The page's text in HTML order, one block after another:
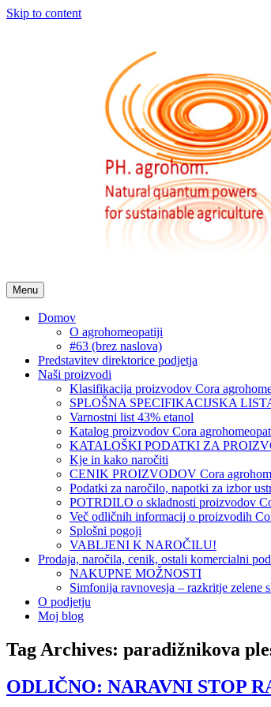
Skip to content
Menu
Domov
O agrohomeopatiji
#63 (brez naslova)
Predstavitev direktorice podjetja
Naši proizvodi
Klasifikacija proizvodov Cora
SPLOŠNA SPECIFIKACIJSKA
Varnostni list 43% etanol
Katalog proizvodov Cora
KATALOŠKI PODATKI ZA
Kje in kako naročiti
CENIK PROIZVODOV Cora
Podatki za naročilo, napotki za izbor
POTRDILO o skladnosti proizvodov
Več odličnih informacij o proizvodih
Splošni pogoji
VABLJENI K NAROČILU!
Prodaja, naročila, cenik, ostali komercialni
NAKUPNE MOŽNOSTI
Simfonija ravnovesja – razkritje zelene
O podjetju
Moj blog
Tag Archives: paradižnikova
ODLIČNO: NARAVNI STOP